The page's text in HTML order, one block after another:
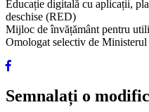
Educație digitală cu aplicații,
deschise (RED)
Mijloc de învățământ pentru
Omologat selectiv de Ministerul
Semnalați o